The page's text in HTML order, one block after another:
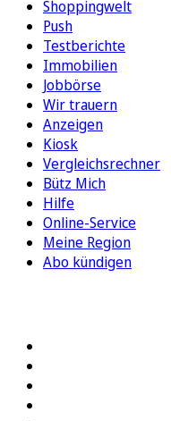
Shoppingwelt
Push
Testberichte
Immobilien
Jobbörse
Wir trauern
Anzeigen
Kiosk
Vergleichsrechner
Bütz Mich
Hilfe
Online-Service
Meine Region
Abo kündigen